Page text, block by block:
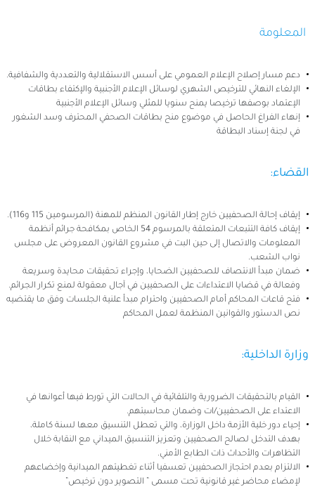
المعلومة
دعم مسار إصلاح الإعلام العمومي على أسس الاستقلالية والتعددية والشفافية.
الإلغاء النهائي للترخيص الشهري لوسائل الإعلام الأجنبية والإكتفاء بطاقات
الإعتماد بوصفها ترخيصا يمنح سنويا للمثلي وسائل الإعلام الأجنبية
إنهاء الفراغ الحاصل في موضوع منح بطاقات الصحفي المحترف وسد الشغور
في لجنة إسناد البطاقة
القضاء:
إيقاف إحالة الصحفيين خارج إطار القانون المنظم للمهنة (المرسومين 115 و116).
إيقاف كافة التتبعات المتعلقة بالمرسوم 54 الخاص بمكافحة جرائم أنظمة
المعلومات والاتصال إلى حين البت في مشروع القانون المعروض على مجلس
نواب الشعب.
ضمان مبدأ الانتصاف للصحفيين الضحايا، وإجراء تحقيقات محايدة وسريعة
وفعالة في قضايا الاعتداءات على الصحفيين في آجال معقولة لمنع تكرار الجرائم.
فتح قاعات المحاكم أمام الصحفيين واحترام مبدأ علنية الجلسات وفق ما يقتضيه
نص الدستور والقوانين المنظمة لعمل المحاكم
وزارة الداخلية:
القيام بالتحقيقات الضرورية والتلقائية في الحالات التي تورط فيها أعوانها في
الاعتداء على الصحفيين/ات وضمان محاسبتهم.
إحياء دور خلية الأزمة داخل الوزارة، والتي تعطل التنسيق معها لسنة كاملة،
بهدف التدخل لصالح الصحفيين وتعزيز التنسيق الميداني مع النقابة خلال
التظاهرات والأحداث ذات الطابع الأمني.
الالتزام بعدم احتجاز الصحفيين تعسفيا أثناء تغطيتهم الميدانية وإخضاعهم
لإمضاء محاضر غير قانونية تحت مسمى ” التصوير دون ترخيص”